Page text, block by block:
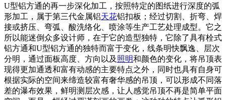
U型铝方通的再一步深化加工，按照特定的图纸进行深度的弧
形加工，属于第三代金属铝天花铝扣板；经过切割、折弯、焊
接或挤压、弯弧、酸洗络化、喷涂等生产工艺处理成型。它之
所以能迷倒众多设计师，在于它的造型独特，它除了具有栓式
铝方通和U型铝方通的独特而富于变化，线条明快飘逸、层次
分明，通过面板高度、方向以及 照明和颜色的变化，将吊顶表
现得更加通透和富有动感的主要特点之外，同时也具有自身可
根据实际的空间来缔造较富有奢华感的吊顶，可以形成不同落
差的瀑布效果，鲜明测层次感，让人感觉吊顶不再是简单平面